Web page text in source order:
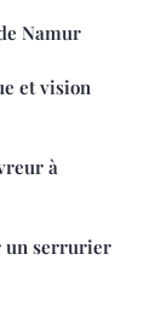
Namur
et vision
à
un serrurier